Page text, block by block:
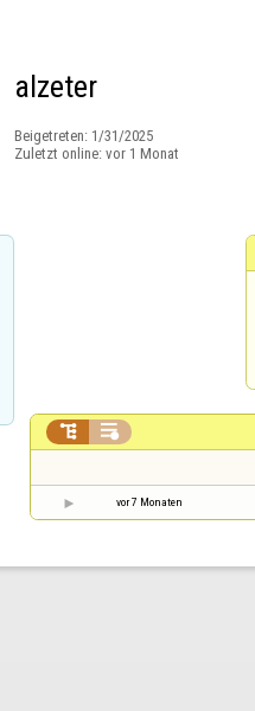
alzeter
Beigetreten: 1/31/2025
Zuletzt online: vor 1 Monat
 
vor 7 Monaten